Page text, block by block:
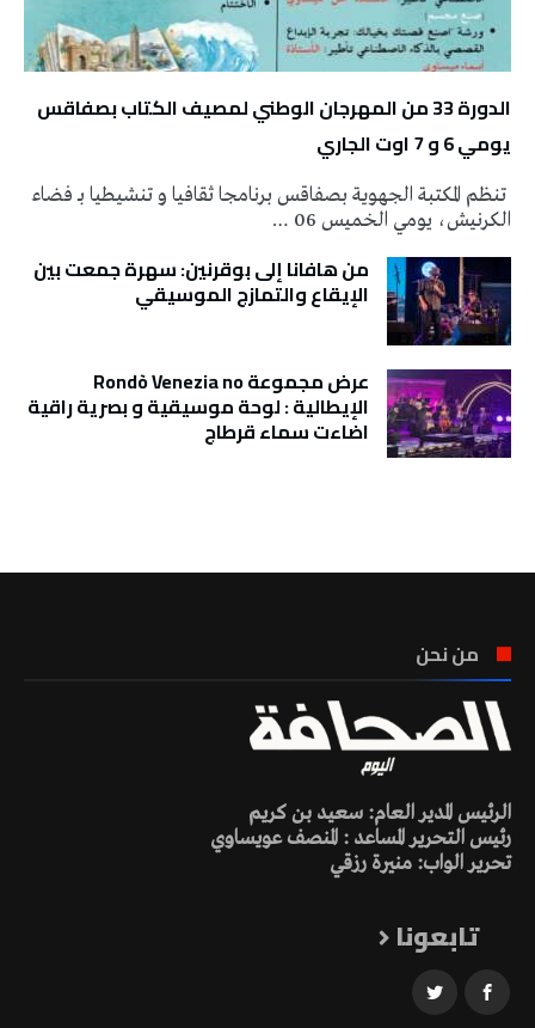
الدورة 33 من المهرجان الوطني لمصيف الكتاب بصفاقس
يومي 6 و 7 اوت الجاري
تنظم المكتبة الجهوية بصفاقس برنامجا ثقافيا و تنشيطيا بـ فضاء
الكرنيش، يومي الخميس 06 …
من هافانا إلى بوقرنين: سهرة جمعت بين
الإيقاع والتمازج الموسيقي
عرض مجموعة Rondò Venezia no
الإيطالية : لوحة موسيقية و بصرية راقية
اضاءت سماء قرطاج
من نحن
الرئيس المدير العام: سعيد بن كريم
رئيس التحرير المساعد : المنصف عويساوي
تحرير الواب: منيرة رزقي
تابعونا